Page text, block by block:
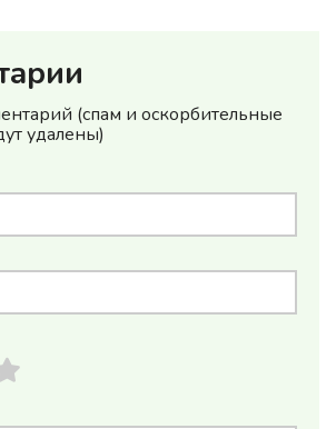
(спам и оскорбительные
удалены)